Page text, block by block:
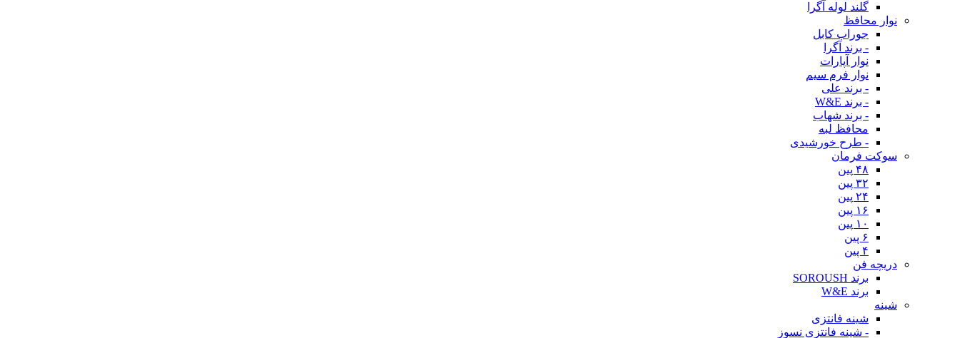
گلند لوله آگرا
نوار محافظ
جوراب کابل
- برند آگرا
نوار آپارات
نوار فرم سیم
- برند علی
- برند W&E
- برند شهاب
محافظ لبه
- طرح خورشیدی
سوکت فرمان
۴۸ پین
۳۲ پین
۲۴ پین
۱۶ پین
۱۰ پین
۶ پین
۴ پین
دریچه فن
برند SOROUSH
برند W&E
شینه
شینه فانتزی
- شینه فانتزی نسوز